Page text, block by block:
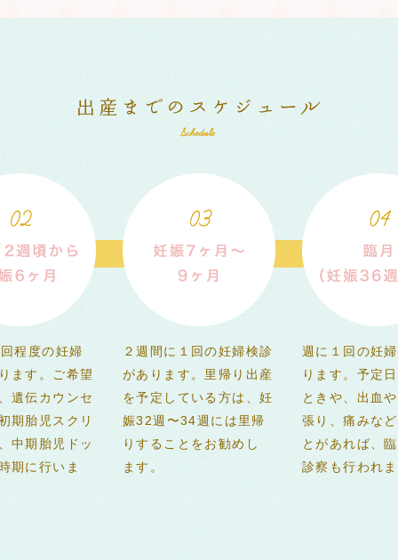
程度の妊婦
ます。ご希望
遺伝カウンセ
期胎児スクリ
中期胎児ドッ
期に行いま
２週間に１回の妊婦検診
があります。里帰り出産
を予定している方は、妊
娠32週〜34週には里帰
りすることをお勧めし
ます。
週に１回の妊
ります。予定
ときや、出血
張り、痛みな
とがあれば、
診察も行われま